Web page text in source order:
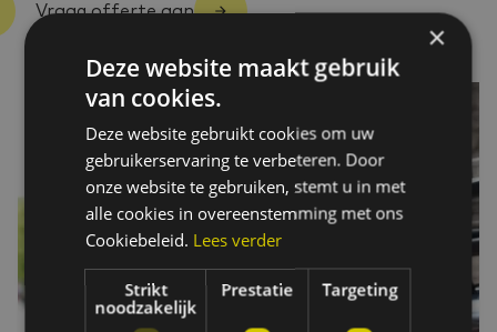
Vraag offerte aan
×
Deze website maakt gebruik
van cookies.
Deze website gebruikt cookies om uw
gebruikerservaring te verbeteren. Door
onze website te gebruiken, stemt u in met
alle cookies in overeenstemming met ons
Cookiebeleid. Lees verder
Strikt
noodzakelijk
Prestatie Targeting